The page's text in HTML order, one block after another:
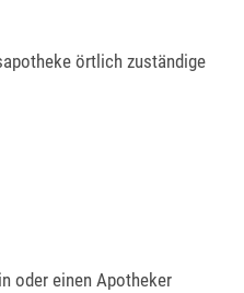
örtlich zuständige
oder einen Apotheker